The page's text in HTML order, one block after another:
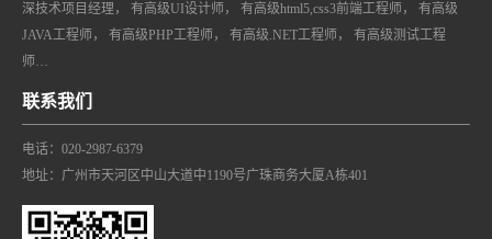
深技术项目经理， 有高级UI设计师， 有高级html5,css3前端工程师， 有高级
JAVA工程师， 有高级PHP工程师， 有高级.NET工程师， 有高级测试工程
师…
联系我们
电话：020-2987-6379
地址：广州市天河区中山大道中1190号广珠商务大厦A栋401